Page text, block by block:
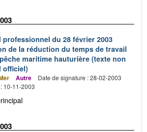
du 28 février 2003
de la réduction du temps de travail
maritime hauturière (texte non
officiel)
Autre
Date de signature : 28-02-2003
10-11-2003